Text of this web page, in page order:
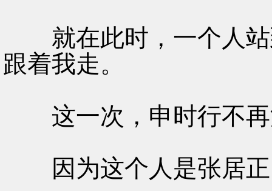
就在此时，一个人站
跟着我走。
这一次，申时行不再
因为这个人是张居